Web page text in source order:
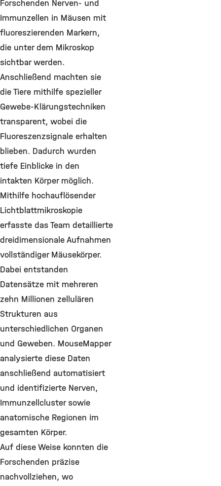
Forschenden Nerven- und
Immunzellen in Mäusen mit
fluoreszierenden Markern,
die unter dem Mikroskop
sichtbar werden.
Anschließend machten sie
die Tiere mithilfe spezieller
Gewebe-Klärungstechniken
transparent, wobei die
Fluoreszenzsignale erhalten
blieben. Dadurch wurden
tiefe Einblicke in den
intakten Körper möglich.
Mithilfe hochauflösender
Lichtblattmikroskopie
erfasste das Team detaillierte
dreidimensionale Aufnahmen
vollständiger Mäusekörper.
Dabei entstanden
Datensätze mit mehreren
zehn Millionen zellulären
Strukturen aus
unterschiedlichen Organen
und Geweben. MouseMapper
analysierte diese Daten
anschließend automatisiert
und identifizierte Nerven,
Immunzellcluster sowie
anatomische Regionen im
gesamten Körper.
Auf diese Weise konnten die
Forschenden präzise
nachvollziehen, wo